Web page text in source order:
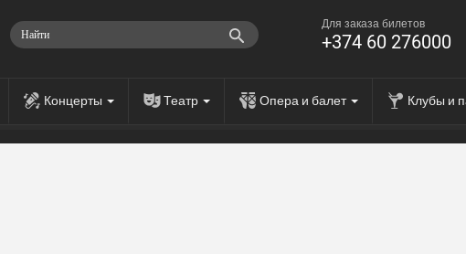
Для заказа билетов
+374 60 276000
Концерты Театр Опера и балет Клубы и